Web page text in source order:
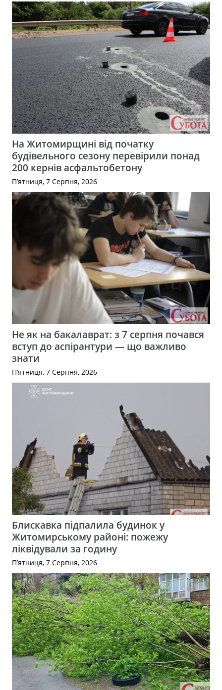
На Житомирщині від початку
будівельного сезону перевірили понад
200 кернів асфальтобетону
П’ятниця, 7 Серпня, 2026
Не як на бакалаврат: з 7 серпня почався
вступ до аспірантури — що важливо
знати
П’ятниця, 7 Серпня, 2026
Блискавка підпалила будинок у
Житомирському районі: пожежу
ліквідували за годину
П’ятниця, 7 Серпня, 2026